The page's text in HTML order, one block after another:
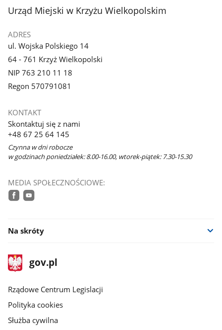
stopka
Urząd Miejski w Krzyżu Wielkopolskim
ADRES
ul. Wojska Polskiego 14
64 - 761 Krzyż Wielkopolski
NIP 763 210 11 18
Regon 570791081
KONTAKT
Skontaktuj się z nami
+48 67 25 64 145
Czynna w dni robocze
w godzinach poniedziałek: 8.00-16.00, wtorek-piątek: 7.30-15.30
MEDIA SPOŁECZNOŚCIOWE:
Na skróty
stopka
gov.plStrona
gov.pl
Rządowe Centrum Legislacji
Polityka cookies
Służba cywilna